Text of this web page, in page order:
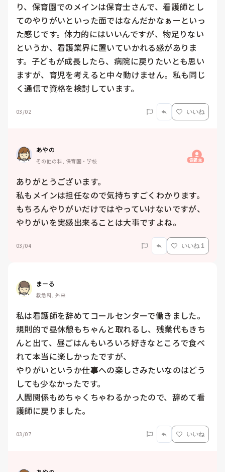
り、保育園でのメインは保育士さんで、看護師とし
てのやりがいといった面ではなんだかなぁーといっ
た感じです。体力的にはいいんですが、物足りない
というか、看護業界に置いていかれる感がありま
す。子どもが成長したら、病院に戻りたいとも思い
ますが、育児を考えると中々動けません。私も同じ
く通信で資格を検討しています。
03/02 いいね
あやの
その他の科, 保育園・学校 質問主
ありがとうございます。
私もメインは担任なので気持ちすごくわかります。
もちろんやりがいだけではやっていけないですが、
やりがいを実感出来ることは大事ですよね。
03/04 いいね 1
まーる
救急科, 外来
私は看護師を辞めてコールセンターで働きました。
規則的で昼休憩もちゃんと取れるし、残業代もきち
んと出て、昼ごはんもいろいろ好きなところで食べ
れて本当に楽しかったですが、
やりがいというか仕事への楽しさみたいなのはどう
しても少なかったです。
人間関係もめちゃくちゃわるかったので、辞めて看
護師に戻りました。
03/07 いいね